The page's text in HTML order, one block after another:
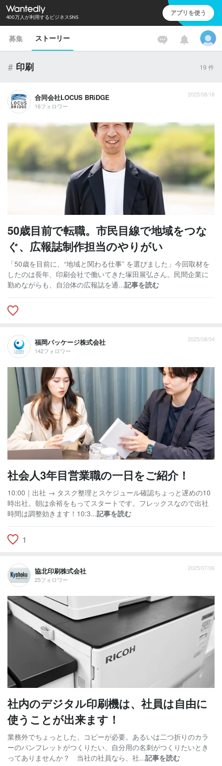
400万人が利用するビジネスSNS アプリを使う
募集 ストーリー
# 印刷 19 件
合同会社LOCUS BRiDGE
16フォロワー
2025/08/18
50歳目前で転職。市民目線で地域をつな
ぐ、広報誌制作担当のやりがい
「50歳を目前に、“地域と関わる仕事” を選びました」今回取材を
したのは長年、印刷会社で働いてきた塚田展弘さん。民間企業に
勤めながらも、自治体の広報誌を通...記事を読む
福岡パッケージ株式会社
142フォロワー
2025/08/04
社会人3年目営業職の一日をご紹介！
10:00｜出社 → タスク整理とスケジュール確認ちょっと遅めの10
時出社。朝は余裕をもってスタートです。フレックスなので出社
時間は調整効きます！10:3...記事を読む
1
協北印刷株式会社
25フォロワー
2025/07/06
社内のデジタル印刷機は、社員は自由に
使うことが出来ます！
業務外でちょっとした、コピーが必要。あるいは二つ折りのカラ
ーのパンフレットがつくりたい、自分用の名刺がつくりたいとき
ってありませんか？ 当社の社員なら、社...記事を読む